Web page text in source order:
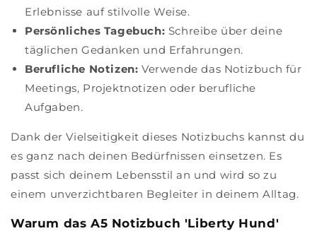
Erlebnisse auf stilvolle Weise.
Persönliches Tagebuch: Schreibe über deine
täglichen Gedanken und Erfahrungen.
Berufliche Notizen: Verwende das Notizbuch für
Meetings, Projektnotizen oder berufliche
Aufgaben.
Dank der Vielseitigkeit dieses Notizbuchs kannst du
es ganz nach deinen Bedürfnissen einsetzen. Es
passt sich deinem Lebensstil an und wird so zu
einem unverzichtbaren Begleiter in deinem Alltag.
Warum das A5 Notizbuch 'Liberty Hund'